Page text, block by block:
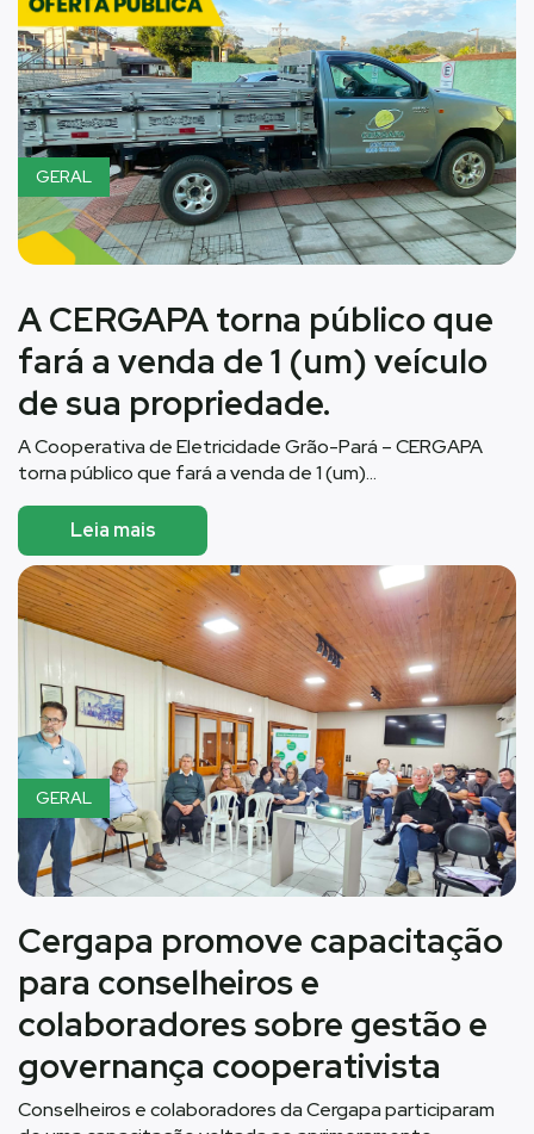
GERAL
A CERGAPA torna público que
fará a venda de 1 (um) veículo
de sua propriedade.
A Cooperativa de Eletricidade Grão-Pará – CERGAPA
torna público que fará a venda de 1 (um)…
Leia mais
GERAL
Cergapa promove capacitação
para conselheiros e
colaboradores sobre gestão e
governança cooperativista
Conselheiros e colaboradores da Cergapa participaram